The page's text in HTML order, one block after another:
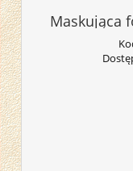
Maskująca